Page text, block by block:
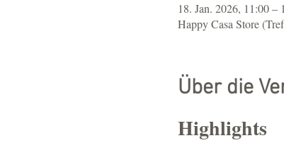
18. Jan. 2026, 11:00 –
Happy Casa Store
Über die
Highlights